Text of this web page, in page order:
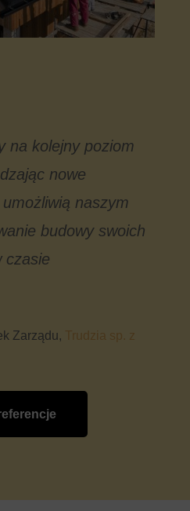
na kolejny poziom
nowe
naszym
budowy swoich
czasie
Zarządu, Trudzia sp. z